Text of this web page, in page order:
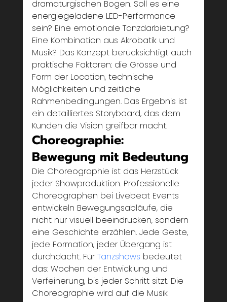
dramaturgischen Bogen. Soll es eine
energiegeladene LED-Performance
sein? Eine emotionale Tanzdarbietung?
Eine Kombination aus Akrobatik und
Musik? Das Konzept berücksichtigt auch
praktische Faktoren: die Grösse und
Form der Location, technische
Möglichkeiten und zeitliche
Rahmenbedingungen. Das Ergebnis ist
ein detailliertes Storyboard, das dem
Kunden die Vision greifbar macht.
Choreographie:
Bewegung mit Bedeutung
Die Choreographie ist das Herzstück
jeder Showproduktion. Professionelle
Choreographen bei Livebeat Events
entwickeln Bewegungsabläufe, die
nicht nur visuell beeindrucken, sondern
eine Geschichte erzählen. Jede Geste,
jede Formation, jeder Übergang ist
durchdacht. Für Tanzshows bedeutet
das: Wochen der Entwicklung und
Verfeinerung, bis jeder Schritt sitzt. Die
Choreographie wird auf die Musik